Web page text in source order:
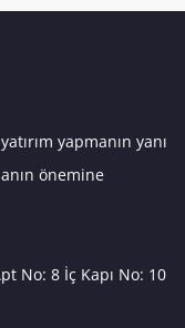
yapmanın yanı
önemine
No: 8 İç Kapı No: 10